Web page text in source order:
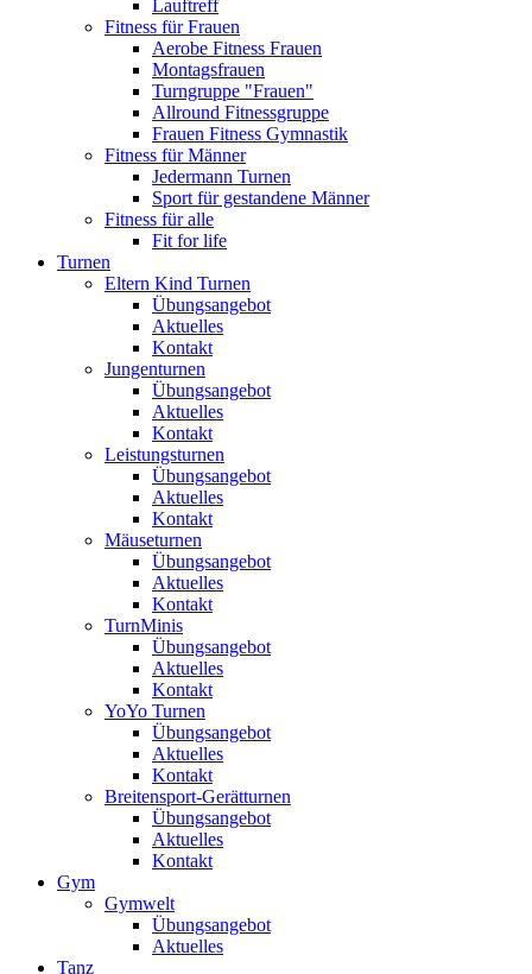
Lauftreff
Fitness für Frauen
Aerobe Fitness Frauen
Montagsfrauen
Turngruppe "Frauen"
Allround Fitnessgruppe
Frauen Fitness Gymnastik
Fitness für Männer
Jedermann Turnen
Sport für gestandene Männer
Fitness für alle
Fit for life
Turnen
Eltern Kind Turnen
Übungsangebot
Aktuelles
Kontakt
Jungenturnen
Übungsangebot
Aktuelles
Kontakt
Leistungsturnen
Übungsangebot
Aktuelles
Kontakt
Mäuseturnen
Übungsangebot
Aktuelles
Kontakt
TurnMinis
Übungsangebot
Aktuelles
Kontakt
YoYo Turnen
Übungsangebot
Aktuelles
Kontakt
Breitensport-Gerätturnen
Übungsangebot
Aktuelles
Kontakt
Gym
Gymwelt
Übungsangebot
Aktuelles
Tanz